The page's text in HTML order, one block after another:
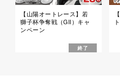
【山陽オートレース】若
獅子杯争奪戦（GII）キャ
ンペーン
終了